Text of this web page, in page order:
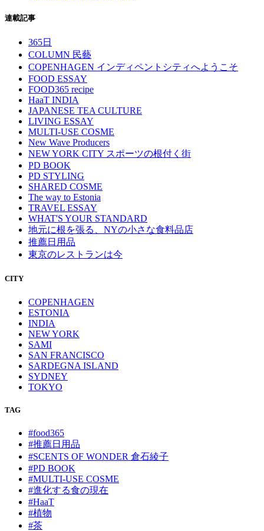
連載記事
365日
COLUMN 民藝
COPENHAGEN インディペントシティへようこそ
FOOD ESSAY
FOOD365 recipe
HaaT INDIA
JAPANESE TEA CULTURE
LIVING ESSAY
MULTI-USE COSME
New Wave Producers
NEW YORK CITY スポーツの根付く街
PD BOOK
PD STYLING
SHARED COSME
The way to Estonia
TRAVEL ESSAY
WHAT'S YOUR STANDARD
地元に根を張る、NYの小さな食料品店
推薦日用品
東京のレストランは今
CITY
COPENHAGEN
ESTONIA
INDIA
NEW YORK
SAMI
SAN FRANCISCO
SARDEGNA ISLAND
SYDNEY
TOKYO
TAG
#food365
#推薦日用品
#SCENTS OF WONDER 倉石綾子
#PD BOOK
#MULTI-USE COSME
#進化する食の現在
#HaaT
#植物
#茶